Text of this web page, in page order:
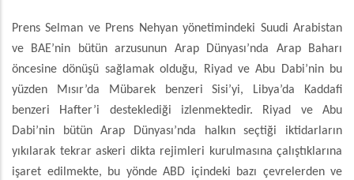
Prens Selman ve Prens Nehyan yönetimindeki Suudi Arabistan
ve BAE’nin bütün arzusunun Arap Dünyası’nda Arap Baharı
öncesine dönüşü sağlamak olduğu, Riyad ve Abu Dabi’nin bu
yüzden Mısır’da Mübarek benzeri Sisi’yi, Libya’da Kaddafi
benzeri Hafter’i desteklediği izlenmektedir. Riyad ve Abu
Dabi’nin bütün Arap Dünyası’nda halkın seçtiği iktidarların
yıkılarak tekrar askeri dikta rejimleri kurulmasına çalıştıklarına
işaret edilmekte, bu yönde ABD içindeki bazı çevrelerden ve